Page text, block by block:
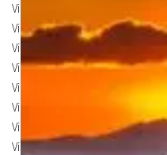
Vinilos de Marcas
Vinilos de Pegatinas(9)
Vinilos Para Armarios
(20)
Vinilos Para Coches(21)
Vinilos Para Frigorificos(11)
Vinilos Para Paredes
(8)
Vinilos Para Puertas(9)
Vinilos Para Suelos